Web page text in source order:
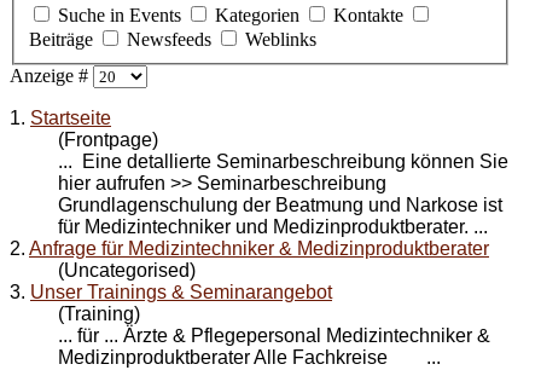
Suche in Events
Kategorien
Kontakte
Beiträge
Newsfeeds
Weblinks
Anzeige #
1. Startseite
(Frontpage)
... Eine detallierte Seminarbeschreibung können Sie
hier aufrufen >> Seminarbeschreibung
Grundlagenschulung der Beatmung und Narkose ist
für Medizintechniker und Medizinproduktberater. ...
2. Anfrage für Medizintechniker & Medizinproduktberater
(Uncategorised)
3. Unser Trainings & Seminarangebot
(Training)
... für ... Ärzte & Pflegepersonal Medizintechniker &
MedizinproduktberaterAlle Fachkreise ...